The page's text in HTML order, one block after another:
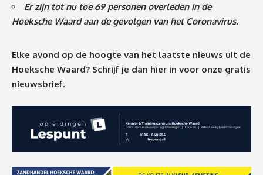
Er zijn tot nu toe 69 personen overleden in de
Hoeksche Waard aan de gevolgen van het Coronavirus.
Elke avond op de hoogte van het laatste nieuws uit de
Hoeksche Waard? Schrijf je dan hier in voor onze gratis
nieuwsbrief.